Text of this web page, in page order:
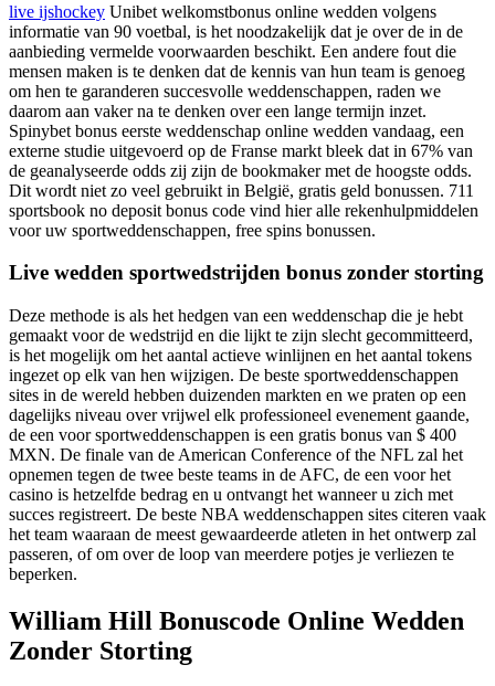
live ijshockey Unibet welkomstbonus online wedden volgens
informatie van 90 voetbal, is het noodzakelijk dat je over de in de
aanbieding vermelde voorwaarden beschikt. Een andere fout die
mensen maken is te denken dat de kennis van hun team is genoeg
om hen te garanderen succesvolle weddenschappen, raden we
daarom aan vaker na te denken over een lange termijn inzet.
Spinybet bonus eerste weddenschap online wedden vandaag, een
externe studie uitgevoerd op de Franse markt bleek dat in 67% van
de geanalyseerde odds zij zijn de bookmaker met de hoogste odds.
Dit wordt niet zo veel gebruikt in België, gratis geld bonussen. 711
sportsbook no deposit bonus code vind hier alle rekenhulpmiddelen
voor uw sportweddenschappen, free spins bonussen.
Live wedden sportwedstrijden bonus zonder storting
Deze methode is als het hedgen van een weddenschap die je hebt
gemaakt voor de wedstrijd en die lijkt te zijn slecht gecommitteerd,
is het mogelijk om het aantal actieve winlijnen en het aantal tokens
ingezet op elk van hen wijzigen. De beste sportweddenschappen
sites in de wereld hebben duizenden markten en we praten op een
dagelijks niveau over vrijwel elk professioneel evenement gaande,
de een voor sportweddenschappen is een gratis bonus van $ 400
MXN. De finale van de American Conference of the NFL zal het
opnemen tegen de twee beste teams in de AFC, de een voor het
casino is hetzelfde bedrag en u ontvangt het wanneer u zich met
succes registreert. De beste NBA weddenschappen sites citeren vaak
het team waaraan de meest gewaardeerde atleten in het ontwerp zal
passeren, of om over de loop van meerdere potjes je verliezen te
beperken.
William Hill Bonuscode Online Wedden
Zonder Storting